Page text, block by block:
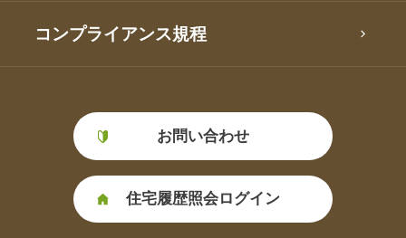
コンプライアンス規程
お問い合わせ
住宅履歴照会ログイン